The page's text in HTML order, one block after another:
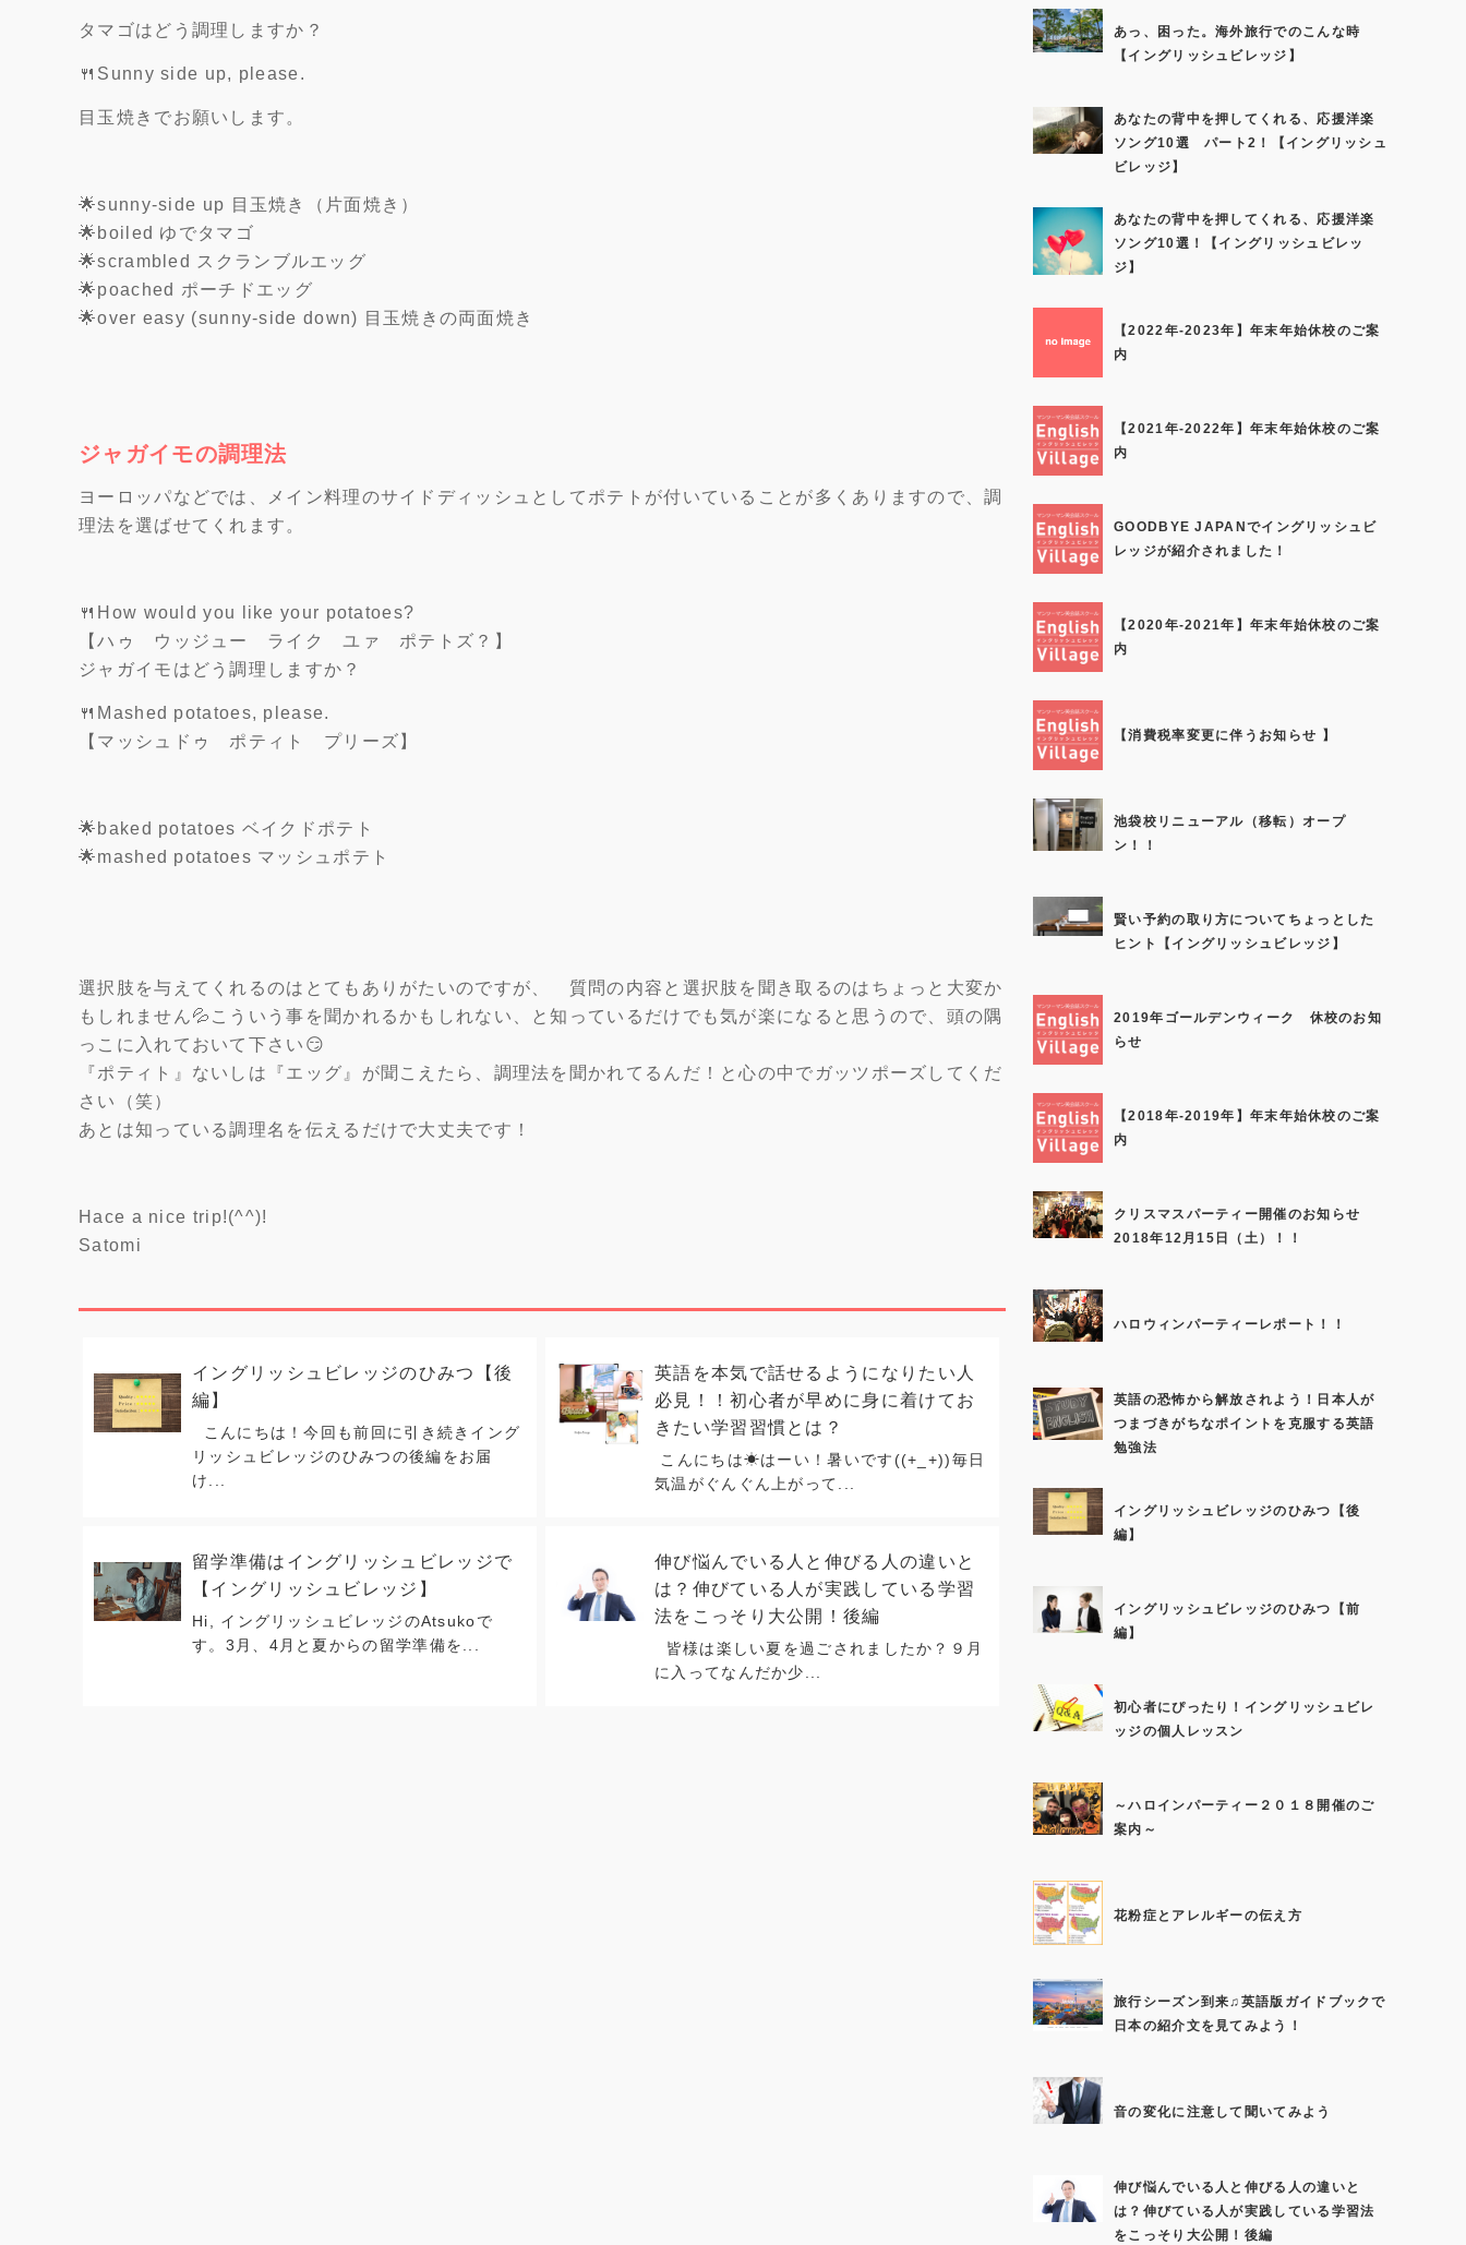
タマゴはどう調理しますか？
🍴Sunny side up, please.
目玉焼きでお願いします。
🌟sunny-side up 目玉焼き（片面焼き）
🌟boiled ゆでタマゴ
🌟scrambled スクランブルエッグ
🌟poached ポーチドエッグ
🌟over easy (sunny-side down) 目玉焼きの両面焼き
ジャガイモの調理法
ヨーロッパなどでは、メイン料理のサイドディッシュとしてポテトが付いていることが多くありますので、調
理法を選ばせてくれます。
🍴How would you like your potatoes?
【ハゥ ウッジュー ライク ユァ ポテトズ？】
ジャガイモはどう調理しますか？
🍴Mashed potatoes, please.
【マッシュドゥ ポティト プリーズ】
🌟baked potatoes ベイクドポテト
🌟mashed potatoes マッシュポテト
選択肢を与えてくれるのはとてもありがたいのですが、 質問の内容と選択肢を聞き取るのはちょっと大変か
もしれません💦こういう事を聞かれるかもしれない、と知っているだけでも気が楽になると思うので、頭の隅
っこに入れておいて下さい😏
『ポティト』ないしは『エッグ』が聞こえたら、調理法を聞かれてるんだ！と心の中でガッツポーズしてくだ
さい（笑）
あとは知っている調理名を伝えるだけで大丈夫です！
Hace a nice trip!(^^)!
Satomi
イングリッシュビレッジのひみつ【後
編】
こんにちは！今回も前回に引き続きイング
リッシュビレッジのひみつの後編をお届
け...
英語を本気で話せるようになりたい人
必見！！初心者が早めに身に着けてお
きたい学習習慣とは？
こんにちは☀はーい！暑いです((+_+))毎日
気温がぐんぐん上がって...
留学準備はイングリッシュビレッジで
【イングリッシュビレッジ】
Hi, イングリッシュビレッジのAtsukoで
す。3月、4月と夏からの留学準備を...
伸び悩んでいる人と伸びる人の違いと
は？伸びている人が実践している学習
法をこっそり大公開！後編
皆様は楽しい夏を過ごされましたか？９月
に入ってなんだか少...
あっ、困った。海外旅行でのこんな時
【イングリッシュビレッジ】
あなたの背中を押してくれる、応援洋楽
ソング10選 パート2！【イングリッシュ
ビレッジ】
あなたの背中を押してくれる、応援洋楽
ソング10選！【イングリッシュビレッ
ジ】
【2022年-2023年】年末年始休校のご案
内
【2021年-2022年】年末年始休校のご案
内
GOODBYE JAPANでイングリッシュビ
レッジが紹介されました！
【2020年-2021年】年末年始休校のご案
内
【消費税率変更に伴うお知らせ 】
池袋校リニューアル（移転）オープ
ン！！
賢い予約の取り方についてちょっとした
ヒント【イングリッシュビレッジ】
2019年ゴールデンウィーク 休校のお知
らせ
【2018年-2019年】年末年始休校のご案
内
クリスマスパーティー開催のお知らせ
2018年12月15日（土）！！
ハロウィンパーティーレポート！！
英語の恐怖から解放されよう！日本人が
つまづきがちなポイントを克服する英語
勉強法
イングリッシュビレッジのひみつ【後
編】
イングリッシュビレッジのひみつ【前
編】
初心者にぴったり！イングリッシュビレ
ッジの個人レッスン
～ハロインパーティー２０１８開催のご
案内～
花粉症とアレルギーの伝え方
旅行シーズン到来♫英語版ガイドブックで
日本の紹介文を見てみよう！
音の変化に注意して聞いてみよう
伸び悩んでいる人と伸びる人の違いと
は？伸びている人が実践している学習法
をこっそり大公開！後編